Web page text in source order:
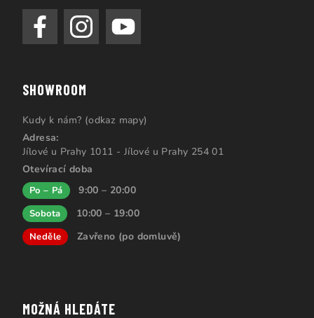
SHOWROOM
Kudy k nám? (odkaz mapy)
Adresa:
Jílové u Prahy 1011 - Jílové u Prahy 254 01
Otevírací doba
Po – Pá 9:00 – 20:00
Sobota 10:00 – 19:00
Neděle Zavřeno (po domluvě)
MOŽNÁ HLEDÁTE